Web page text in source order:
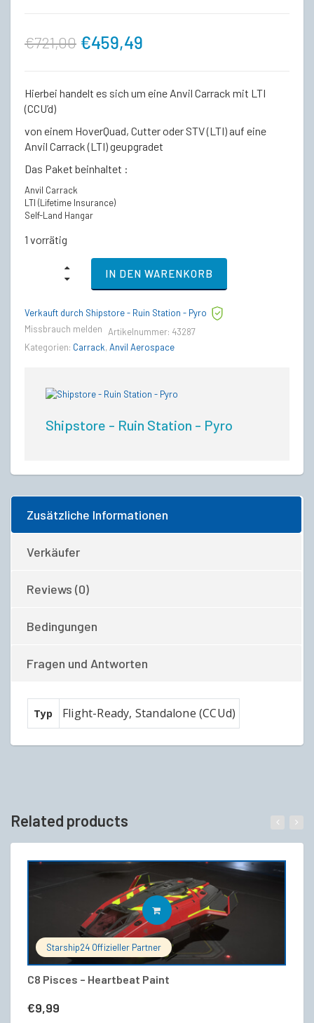
€721,00 Ursprünglicher
€721,00
€459,49
€459,49.
Hierbei handelt es sich um eine Anvil Carrack mit LTI
(CCU’d)
von einem HoverQuad, Cutter oder STV (LTI) auf eine
Anvil Carrack (LTI) geupgradet
Das Paket beinhaltet :
Anvil Carrack
LTI (Lifetime Insurance)
Self-Land Hangar
1 vorrätig
Lebenslange
Versicherung
IN DEN WARENKORB
Verkauft durch Shipstore - Ruin Station - Pyro
Missbrauch melden
Artikelnummer: 43287
Kategorien: Carrack, Anvil Aerospace
Shipstore - Ruin Station - Pyro
Zusätzliche Informationen
Verkäufer
Reviews (0)
Bedingungen
Fragen und Antworten
Typ Flight-Ready, Standalone (CCUd)
Related products
Starship24 Offizieller Partner
C8 Pisces – Heartbeat Paint
€9,99
IN DEN WARENKORB